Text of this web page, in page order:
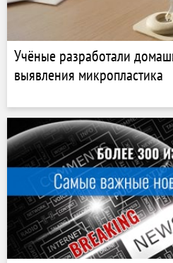
Учёные разработали
выявления микропластика